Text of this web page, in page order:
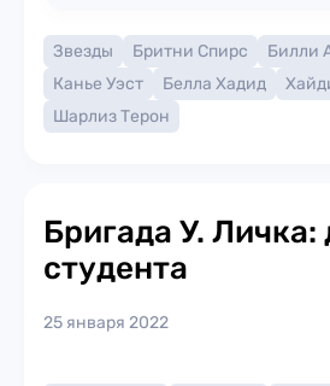
Звезды Бритни Спирс
Билли
Канье Уэст
Белла Хадид
Шарлиз Терон
Бригада У. Личка:
студента
25 января 2022